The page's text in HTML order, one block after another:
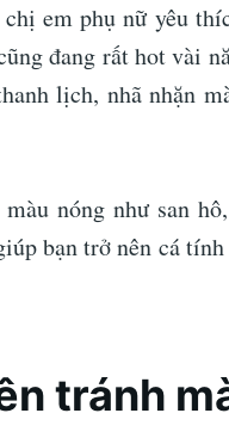
em phụ nữ yêu
đang rất hot vài
lịch, nhã nhặn
nóng như san
bạn trở nên cá
tránh